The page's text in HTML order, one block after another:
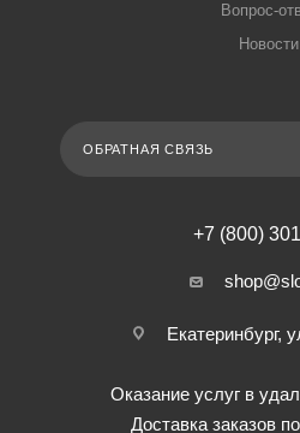
Вопрос-
Новости
ОБРАТНАЯ СВЯЗЬ
+7 (800)
Екатеринбург,
Оказание услуг в
Доставка заказов